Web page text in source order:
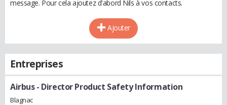
message. Pour cela ajoutez d'abord Nils à vos contacts.
Ajouter
Entreprises
Airbus- Director Product Safety Information
Blagnac